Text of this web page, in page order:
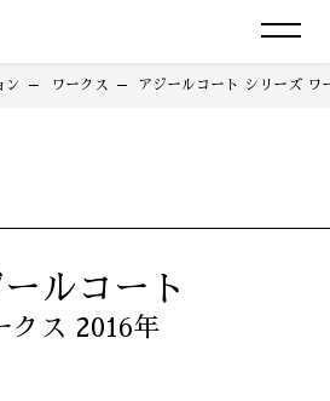
ン ワークス アジールコート シリーズ ワ
ルコート
クス 2016年